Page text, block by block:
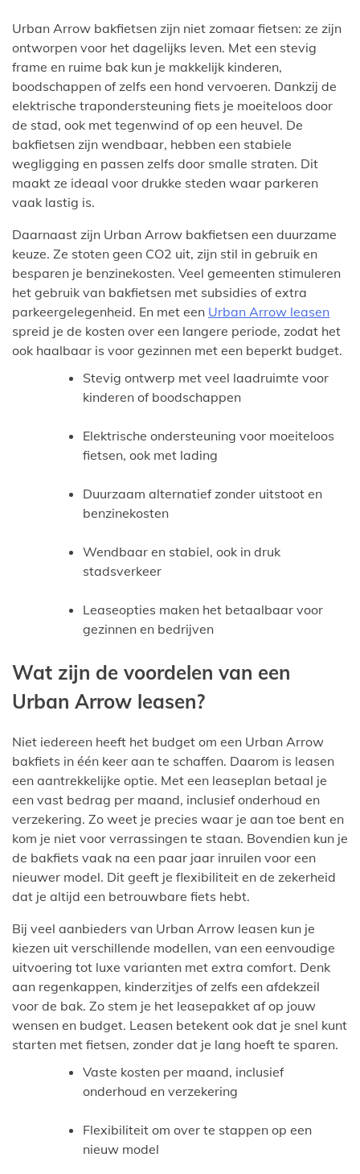
Urban Arrow bakfietsen zijn niet zomaar fietsen: ze zijn
ontworpen voor het dagelijks leven. Met een stevig
frame en ruime bak kun je makkelijk kinderen,
boodschappen of zelfs een hond vervoeren. Dankzij de
elektrische trapondersteuning fiets je moeiteloos door
de stad, ook met tegenwind of op een heuvel. De
bakfietsen zijn wendbaar, hebben een stabiele
wegligging en passen zelfs door smalle straten. Dit
maakt ze ideaal voor drukke steden waar parkeren
vaak lastig is.
Daarnaast zijn Urban Arrow bakfietsen een duurzame
keuze. Ze stoten geen CO2 uit, zijn stil in gebruik en
besparen je benzinekosten. Veel gemeenten stimuleren
het gebruik van bakfietsen met subsidies of extra
parkeergelegenheid. En met een Urban Arrow leasen
spreid je de kosten over een langere periode, zodat het
ook haalbaar is voor gezinnen met een beperkt budget.
Stevig ontwerp met veel laadruimte voor
kinderen of boodschappen
Elektrische ondersteuning voor moeiteloos
fietsen, ook met lading
Duurzaam alternatief zonder uitstoot en
benzinekosten
Wendbaar en stabiel, ook in druk
stadsverkeer
Leaseopties maken het betaalbaar voor
gezinnen en bedrijven
Wat zijn de voordelen van een
Urban Arrow leasen?
Niet iedereen heeft het budget om een Urban Arrow
bakfiets in één keer aan te schaffen. Daarom is leasen
een aantrekkelijke optie. Met een leaseplan betaal je
een vast bedrag per maand, inclusief onderhoud en
verzekering. Zo weet je precies waar je aan toe bent en
kom je niet voor verrassingen te staan. Bovendien kun je
de bakfiets vaak na een paar jaar inruilen voor een
nieuwer model. Dit geeft je flexibiliteit en de zekerheid
dat je altijd een betrouwbare fiets hebt.
Bij veel aanbieders van Urban Arrow leasen kun je
kiezen uit verschillende modellen, van een eenvoudige
uitvoering tot luxe varianten met extra comfort. Denk
aan regenkappen, kinderzitjes of zelfs een afdekzeil
voor de bak. Zo stem je het leasepakket af op jouw
wensen en budget. Leasen betekent ook dat je snel kunt
starten met fietsen, zonder dat je lang hoeft te sparen.
Vaste kosten per maand, inclusief
onderhoud en verzekering
Flexibiliteit om over te stappen op een
nieuw model